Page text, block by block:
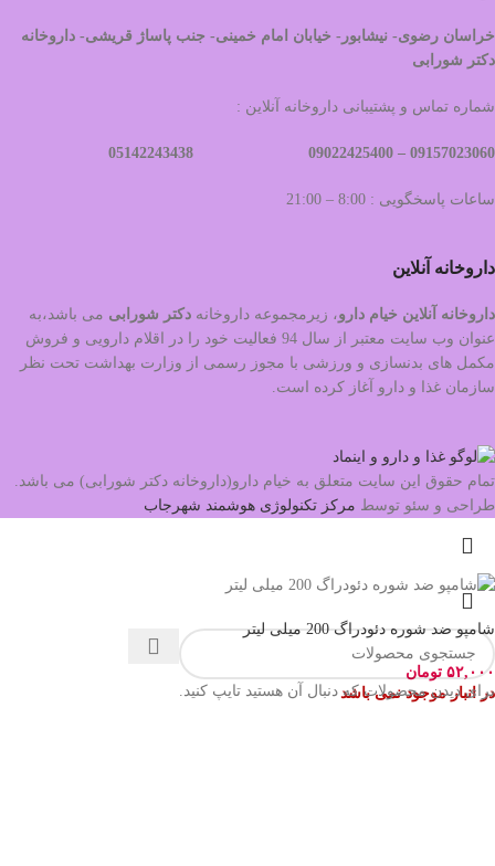
خراسان رضوی- نیشابور- خیابان امام خمینی- جنب پاساژ قریشی- داروخانه
دکتر شورابی
شماره تماس و پشتیبانی داروخانه آنلاین :
09157023060 –
ساعات پاسخگویی : 8:00 – 21:00
داروخانه آنلاین
داروخانه آنلاین خیام دارو، زیرمجموعه داروخانه دکتر شورابی می باشد،به
عنوان وب سایت معتبر از سال 94 فعالیت خود را در اقلام دارویی و فروش
مکمل های بدنسازی و ورزشی با مجوز رسمی از وزارت بهداشت تحت نظر
سازمان غذا و دارو آغاز کرده است.
تمام حقوق این سایت متعلق به خیام دارو(داروخانه دکتر شورابی) می باشد.
طراحی و سئو توسط مرکز تکنولوژی هوشمند شهرجاب
برای دیدن محصولات که دنبال آن هستید تایپ کنید.
شامپو ضد شوره دئودراگ 200 میلی لیتر
۵۲,۰۰۰ تومان
در انبار موجود نمی باشد